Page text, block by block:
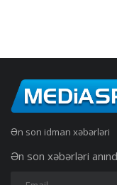
Ən son idman xəbərləri
Ən son xəbərləri